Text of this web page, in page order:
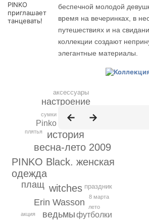
PINKO
приглашает
танцевать!
PINKO Black. женская
одежда
witches
весна-лето 2009
история
Erin Wasson
ведьмы
скидки
плащ
настроение
футболки
Pinko куртка
аксессуары
праздник
плятья
акция
8 марта
сумки образ
лето
беспечной молодой
время на вечеринках, в
путешествиях и на
коллекции создают
элегантные материалы.